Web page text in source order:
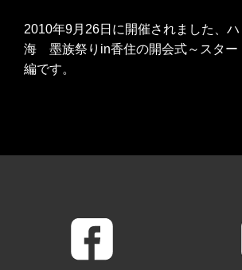
2010年9月26日に開催されました、
海 墨族祭りin香住の開会式～スタ
編です。